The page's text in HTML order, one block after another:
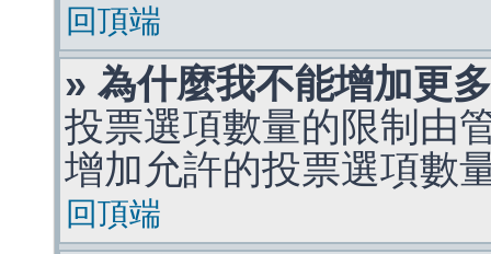
回頂端
» 為什麼我不能增加更
投票選項數量的限制由
增加允許的投票選項數
回頂端